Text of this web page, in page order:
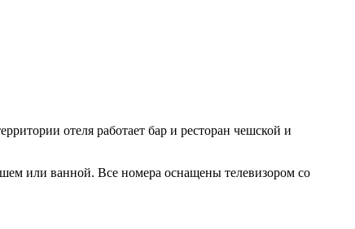
отеля работает бар и ресторан чешской и
или ванной. Все номера оснащены телевизором со